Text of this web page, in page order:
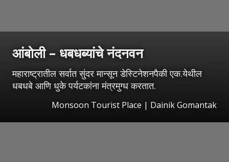
आंबोली – धबधब्यांचे नंदनवन
महाराष्ट्रातील सर्वात सुंदर मान्सून डेस्टिनेशनपैकी एक.येथील
धबधबे आणि धुके पर्यटकांना मंत्रमुग्ध करतात.
Monsoon Tourist Place | Dainik Gomantak